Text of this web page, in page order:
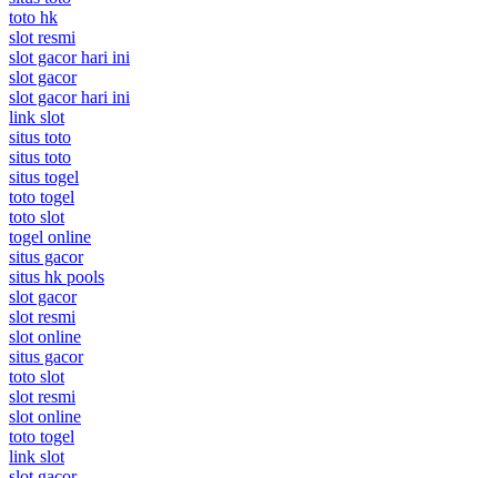
toto hk
slot resmi
slot gacor hari ini
slot gacor
slot gacor hari ini
link slot
situs toto
situs toto
situs togel
toto togel
toto slot
togel online
situs gacor
situs hk pools
slot gacor
slot resmi
slot online
situs gacor
toto slot
slot resmi
slot online
toto togel
link slot